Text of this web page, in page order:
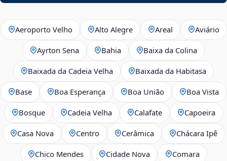
Aeroporto Velho Alto Alegre Areal Aviário
Ayrton Sena Bahia Baixa da Colina
Baixada da Cadeia Velha Baixada da Habitasa
Base Boa Esperança Boa União Boa Vista
Bosque Cadeia Velha Calafate Capoeira
Casa Nova Centro Cerâmica Chácara Ipê
Chico Mendes Cidade Nova Comara